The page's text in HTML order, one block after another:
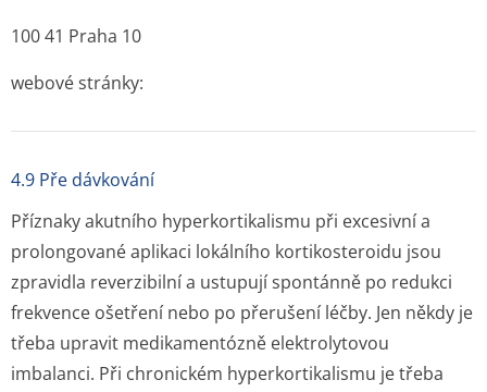
100 41 Praha 10
webové stránky:
4.9 Pře dávkování
Příznaky akutního hyperkortikalismu při excesivní a
prolongované aplikaci lokálního kortikosteroidu jsou
zpravidla reverzibilní a ustupují spontánně po redukci
frekvence ošetření nebo po přerušení léčby. Jen někdy je
třeba upravit medikamentózně elektrolytovou
imbalanci. Při chronickém hyperkortikalismu je třeba